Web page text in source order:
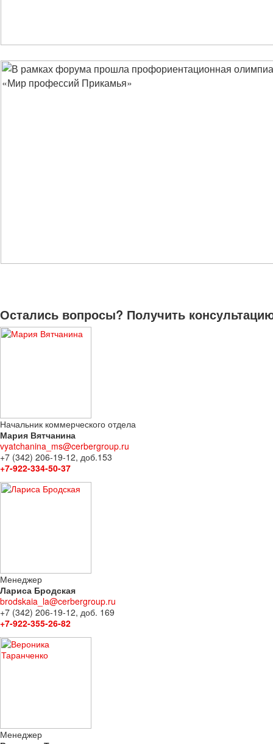
Остались вопросы? Получить
Начальник коммерческого отдела
Мария Вятчанина
vyatchanina_ms@cerbergroup.ru
+7 (342) 206-19-12, доб.153
+7-922-334-50-37
Менеджер
Лариса Бродская
brodskaia_la@cerbergroup.ru
+7 (342) 206-19-12, доб. 169
+7-922-355-26-82
Менеджер